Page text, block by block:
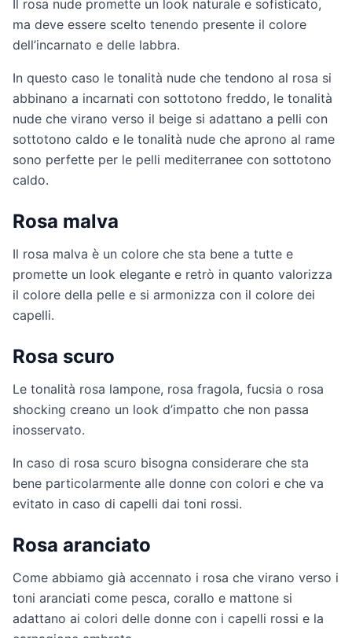
Il rosa nude promette un look naturale e sofisticato,
ma deve essere scelto tenendo presente il colore
dell’incarnato e delle labbra.
In questo caso le tonalità nude che tendono al rosa si
abbinano a incarnati con sottotono freddo, le tonalità
nude che virano verso il beige si adattano a pelli con
sottotono caldo e le tonalità nude che aprono al rame
sono perfette per le pelli mediterranee con sottotono
caldo.
Rosa malva
Il rosa malva è un colore che sta bene a tutte e
promette un look elegante e retrò in quanto valorizza
il colore della pelle e si armonizza con il colore dei
capelli.
Rosa scuro
Le tonalità rosa lampone, rosa fragola, fucsia o rosa
shocking creano un look d’impatto che non passa
inosservato.
In caso di rosa scuro bisogna considerare che sta
bene particolarmente alle donne con colori e che va
evitato in caso di capelli dai toni rossi.
Rosa aranciato
Come abbiamo già accennato i rosa che virano verso i
toni aranciati come pesca, corallo e mattone si
adattano ai colori delle donne con i capelli rossi e la